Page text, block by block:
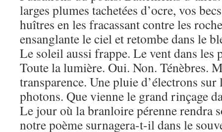
larges plumes tachetées d’ocre, vos
huîtres en les fracassant contre les
ensanglante le ciel et retombe dans le
Le soleil aussi frappe. Le vent dans les
Toute la lumière. Oui. Non. Ténèbres.
transparence. Une pluie d’électrons sur
photons. Que vienne le grand rinçage
Le jour où la branloire pérenne rendra
notre poème surnagera-t-il dans le